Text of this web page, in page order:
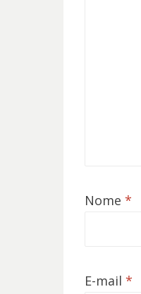
Nome *
E-mail *